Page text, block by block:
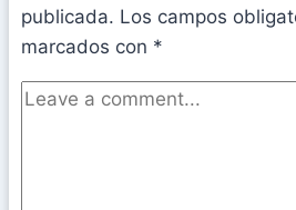
publicada. Los campos
marcados con *